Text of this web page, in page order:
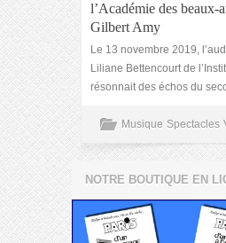
l’Académie des beaux-
Gilbert Amy
Le 13 novembre 2019,
Liliane Bettencourt de
résonnait des échos du
Musique Spectacles
NOTRE BOUTIQUE EN